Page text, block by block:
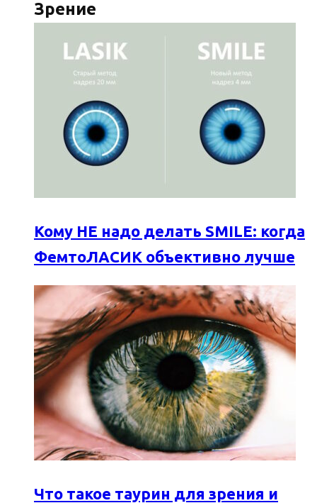
Зрение
Кому НЕ надо делать SMILE: когда
ФемтоЛАСИК объективно лучше
Что такое таурин для зрения и